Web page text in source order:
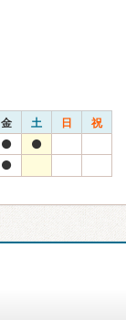
金 土 日 祝